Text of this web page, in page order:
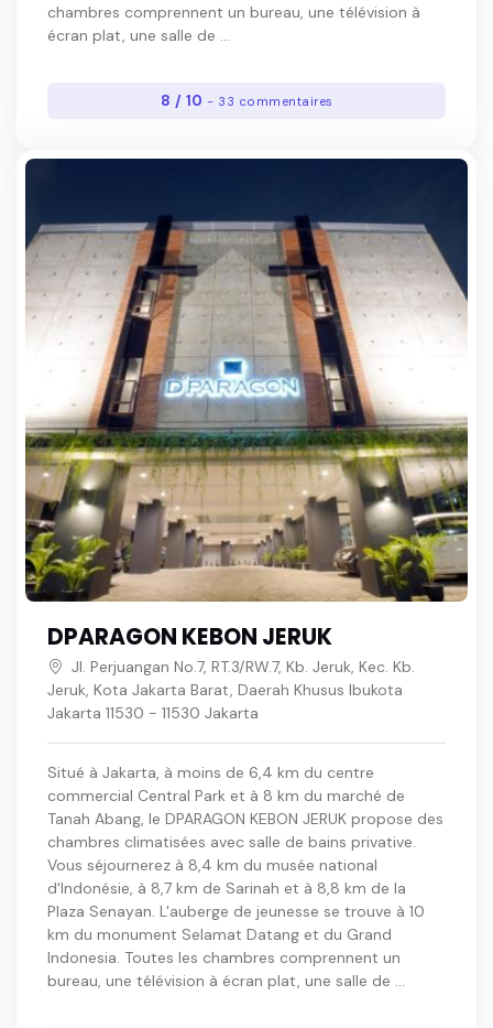
chambres comprennent un bureau, une télévision à
écran plat, une salle de ...
8 / 10 - 33 commentaires
DPARAGON KEBON JERUK
Jl. Perjuangan No.7, RT.3/RW.7, Kb. Jeruk, Kec. Kb.
Jeruk, Kota Jakarta Barat, Daerah Khusus Ibukota
Jakarta 11530 - 11530 Jakarta
Situé à Jakarta, à moins de 6,4 km du centre
commercial Central Park et à 8 km du marché de
Tanah Abang, le DPARAGON KEBON JERUK propose des
chambres climatisées avec salle de bains privative.
Vous séjournerez à 8,4 km du musée national
d'Indonésie, à 8,7 km de Sarinah et à 8,8 km de la
Plaza Senayan. L'auberge de jeunesse se trouve à 10
km du monument Selamat Datang et du Grand
Indonesia. Toutes les chambres comprennent un
bureau, une télévision à écran plat, une salle de ...